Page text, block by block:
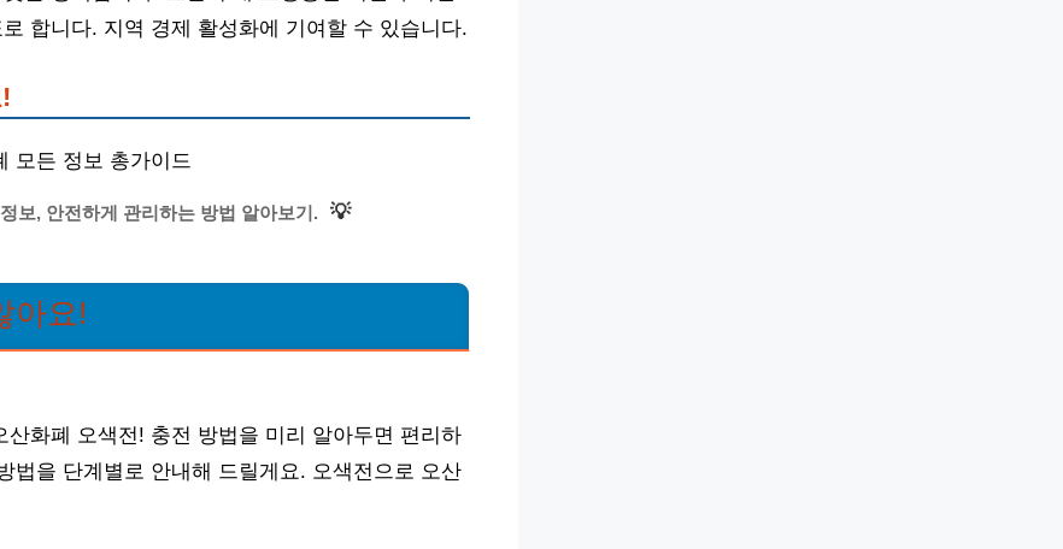
합니다. 지역 경제 활성화에 기여할 수 있습니다.
모든 정보 총가이드
보, 안전하게 관리하는 방법 알아보기. 💡
아요!
화폐 오색전! 충전 방법을 미리 알아두면 편리하
법을 단계별로 안내해 드릴게요. 오색전으로 오산